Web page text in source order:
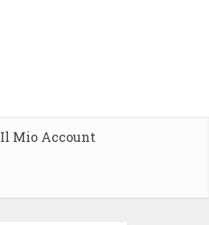
Il Mio Account